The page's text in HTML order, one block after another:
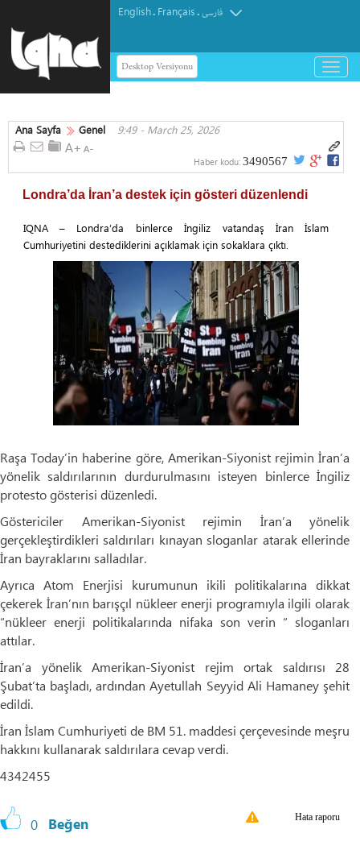
English. Français.فارسی
Desktop Versiyonu
باز
و
کردن
Ana Sayfa Genel 9:49 - March 25, 2026
Haber kodu: 3490567
Londra’da İran’a destek için gösteri düzenlendi
IQNA – Londra’da binlerce İngiliz vatandaş İran İslam
Cumhuriyetini destediklerini açıklamak için sokaklara çıktı.
Raşa Today’in haberine göre, Amerikan-Siyonist rejimin İran’a
yönelik saldırılarının durdurulmasını isteyen binlerce İngiliz
protesto gösterisi düzenledi.
Göstericiler Amerikan-Siyonist rejimin İran’a yönelik
gerçekleştirdikleri saldırıları kınayan sloganlar atarak ellerinde
İran bayraklarını salladılar.
Ayrıca Atom Enerjisi kurumunun ikili politikalarına dikkat
çekerek İran’nın barışçıl nükleer enerji programıyla ilgili olarak
“nükleer enerji politikalarında nifaka son verin “ sloganları
attılar.
İran’a yönelik Amerikan-Siyonist rejim ortak saldırısı 28
Şubat’ta başladı, ardından Ayetullah Seyyid Ali Hamaney şehit
edildi.
İran İslam Cumhuriyeti de BM 51. maddesi çerçevesinde meşru
hakkını kullanarak saldırılara cevap verdi.
4342455
0 Beğen Hata raporu